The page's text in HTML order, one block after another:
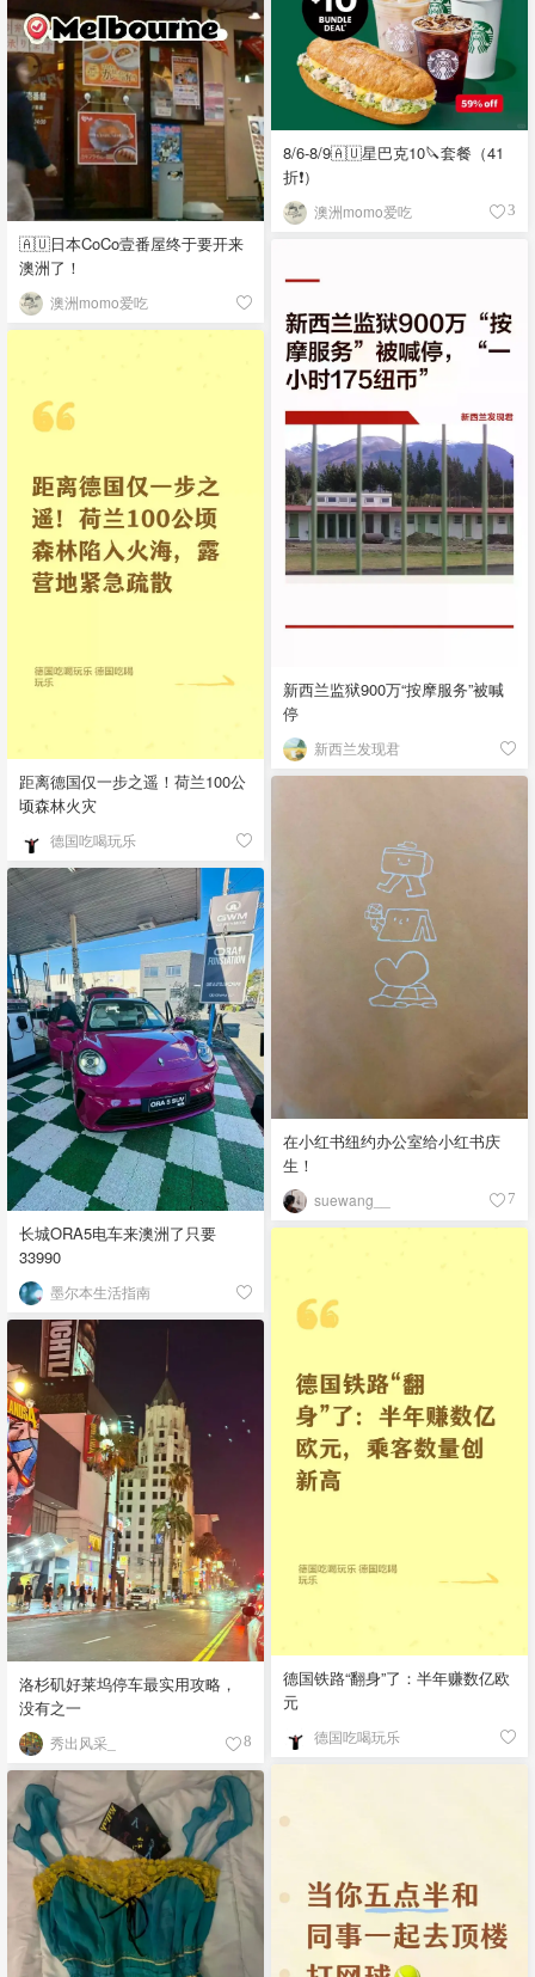
8/6-8/9🇦🇺星巴克10🔪套餐（41
折❗）
澳洲momo爱吃 3
🇦🇺日本CoCo壹番屋终于要开来
澳洲了！
澳洲momo爱吃
新西兰监狱900万“按摩服务”被喊
停
新西兰发现君
距离德国仅一步之遥！荷兰100公
顷森林火灾
德国吃喝玩乐
在小红书纽约办公室给小红书庆
生！
suewang__ 7
长城ORA5电车来澳洲了只要
33990
墨尔本生活指南
德国铁路“翻身”了：半年赚数亿欧
元
德国吃喝玩乐
洛杉矶好莱坞停车最实用攻略，
没有之一
秀出风采_ 8